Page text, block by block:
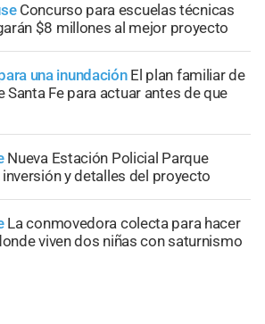
Concurso para escuelas técnicas
$8 millones al mejor proyecto
una inundación El plan familiar de
Santa Fe para actuar antes de que
Nueva Estación Policial Parque
y detalles del proyecto
La conmovedora colecta para hacer
viven dos niñas con saturnismo